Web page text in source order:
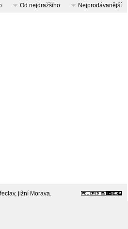
Od nejdražšího Nejprodávanější
jižní Morava.